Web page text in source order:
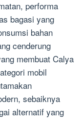
performa
bagasi yang
bahan
cenderung
membuat Calya
mobil
sebaiknya
alternatif yang